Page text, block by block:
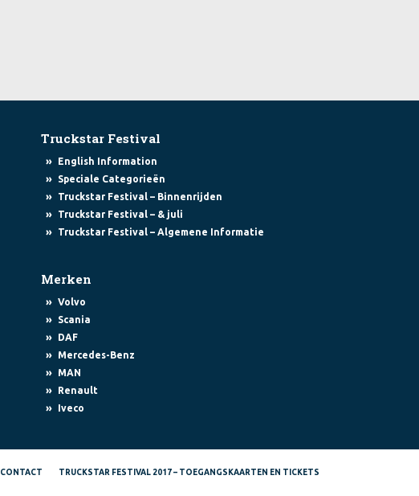
Truckstar Festival
» English Information
» Speciale Categorieën
» Truckstar Festival – Binnenrijden
» Truckstar Festival – & juli
» Truckstar Festival – Algemene Informatie
Merken
» Volvo
» Scania
» DAF
» Mercedes-Benz
» MAN
» Renault
» Iveco
CONTACT TRUCKSTAR FESTIVAL 2017 – TOEGANGSKAARTEN EN TICKETS